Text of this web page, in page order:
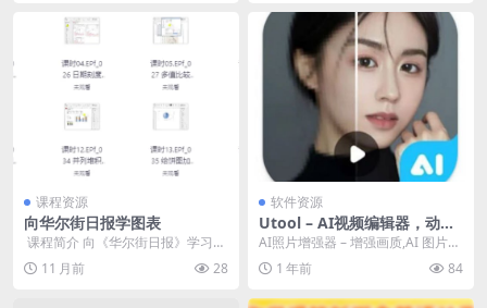
课程资源
向华尔街日报学图表
​ 课程简介 向《华尔街日报》学习图
表制作，核心在于借鉴其简洁专业
的设计风格、高...
11 月前 28
软件资源
Utool – AI视频编辑器，动漫
头像生成
AI照片增强器 – 增强画质,AI 图片生
成器,高清屏幕录制,视频剪辑和画面
裁切...1 年前 84